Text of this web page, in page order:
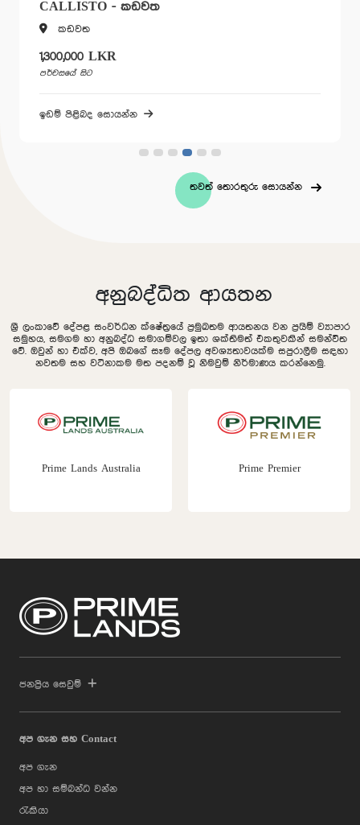
CALLISTO - කඩවත
කඩවත
1,300,000 LKR
පර්චසයේ සිට
ඉඩම් පිළිබද සොයන්න
තවත් තොරතුරු සොයන්න
අනුබද්ධිත ආයතන
ශ්‍රී ලංකාවේ දේපළ සංවර්ධන ක්ෂේත්‍රයේ ප්‍රමුඛතම ආයතනය වන ප්‍රයිම් ව්‍යාපාර
සමුහය, සමගම හා අනුබද්ධ සමාගම්වල ඉතා ශක්තිමත් එකතුවකින් සමන්විත
වේ. ඔවුන් හා එක්ව, අපි ඔබගේ සෑම දේපල අවශ්‍යතාවයක්ම සපුරාලීම සඳහා
නවතම සහ වටිනාකම මත පදනම් වූ නිමවුම් නිර්මාණය කරන්නෙමු.
Prime Lands Australia Prime Premier
ජනප්‍රිය සෙවුම්
අප ගැන සහ Contact
අප ගැන
අප හා සම්බන්ධ වන්න
රැකියා